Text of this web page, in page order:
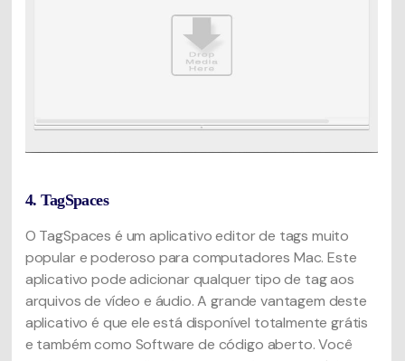
4. TagSpaces
O TagSpaces é um aplicativo editor de tags muito
popular e poderoso para computadores Mac. Este
aplicativo pode adicionar qualquer tipo de tag aos
arquivos de vídeo e áudio. A grande vantagem deste
aplicativo é que ele está disponível totalmente grátis
e também como Software de código aberto. Você